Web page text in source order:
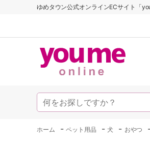
ゆめタウン公式オンラインECサイト「
ホーム -ペット用品 -犬 - おやつ